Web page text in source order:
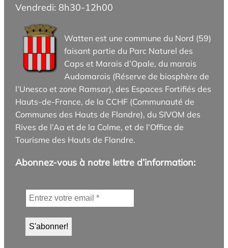
Vendredi: 8h30-12h00
Watten est une commune du Nord (59)
faisant partie du Parc Naturel des
Caps et Marais d’Opale, du marais
Audomarois (Réserve de biosphère de
l’Unesco et zone Ramsar), des Espaces Fortifiés des
Hauts-de-France, de la CCHF (Communauté de
Communes des Hauts de Flandre), du SIVOM des
Rives de l’Aa et de la Colme, et de l’Office de
Tourisme des Hauts de Flandre.
Abonnez-vous à notre lettre d’information: